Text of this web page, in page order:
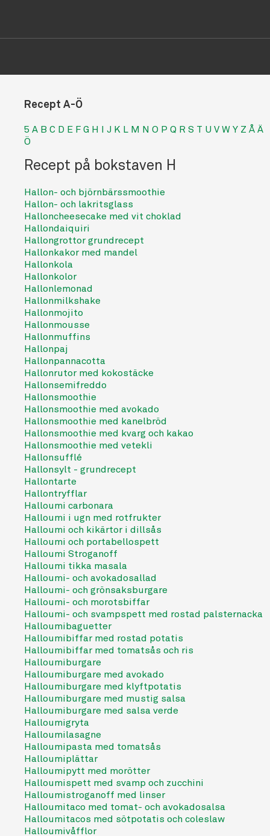
Recept A-Ö
5 A B C D E F G H I J K L M N O P Q R S T U V W Y Z Å Ä
Ö
Recept på bokstaven H
Hallon- och björnbärssmoothie
Hallon- och lakritsglass
Halloncheesecake med vit choklad
Hallondaiquiri
Hallongrottor grundrecept
Hallonkakor med mandel
Hallonkola
Hallonkolor
Hallonlemonad
Hallonmilkshake
Hallonmojito
Hallonmousse
Hallonmuffins
Hallonpaj
Hallonpannacotta
Hallonrutor med kokostäcke
Hallonsemifreddo
Hallonsmoothie
Hallonsmoothie med avokado
Hallonsmoothie med kanelbröd
Hallonsmoothie med kvarg och kakao
Hallonsmoothie med vetekli
Hallonsufflé
Hallonsylt - grundrecept
Hallontarte
Hallontryfflar
Halloumi carbonara
Halloumi i ugn med rotfrukter
Halloumi och kikärtor i dillsås
Halloumi och portabellospett
Halloumi Stroganoff
Halloumi tikka masala
Halloumi- och avokadosallad
Halloumi- och grönsaksburgare
Halloumi- och morotsbiffar
Halloumi- och svampspett med rostad palsternacka
Halloumibaguetter
Halloumibiffar med rostad potatis
Halloumibiffar med tomatsås och ris
Halloumiburgare
Halloumiburgare med avokado
Halloumiburgare med klyftpotatis
Halloumiburgare med mustig salsa
Halloumiburgare med salsa verde
Halloumigryta
Halloumilasagne
Halloumipasta med tomatsås
Halloumiplättar
Halloumipytt med morötter
Halloumispett med svamp och zucchini
Halloumistroganoff med linser
Halloumitaco med tomat- och avokadosalsa
Halloumitacos med sötpotatis och coleslaw
Halloumivåfflor